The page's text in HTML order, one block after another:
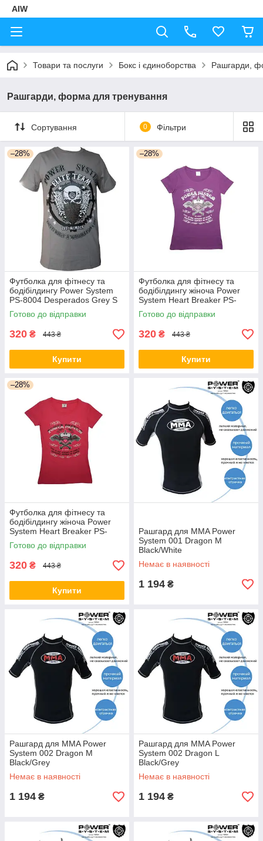
AIW
Товари та послуги Бокс і єдиноборства Рашгарди,
Рашгарди, форма для тренування
Сортування 0 Фільтри
–28%
Футболка для фітнесу та
бодібілдингу Power System
PS-8004 Desperados Grey S
Готово до відправки
320 ₴ 443 ₴
Купити
–28%
Футболка для фітнесу та
бодібілдингу жіноча Power
System Heart Breaker PS-
8005 Purple S
Готово до відправки
320 ₴ 443 ₴
Купити
–28%
Футболка для фітнесу та
бодібілдингу жіноча Power
System Heart Breaker PS-
8005 Pink L
Готово до відправки
320 ₴ 443 ₴
Купити
Рашгард для MMA Power
System 001 Dragon M
Black/White
Немає в наявності
1 194 ₴
Рашгард для MMA Power
System 002 Dragon M
Black/Grey
Немає в наявності
1 194 ₴
Рашгард для MMA Power
System 002 Dragon L
Black/Grey
Немає в наявності
1 194 ₴